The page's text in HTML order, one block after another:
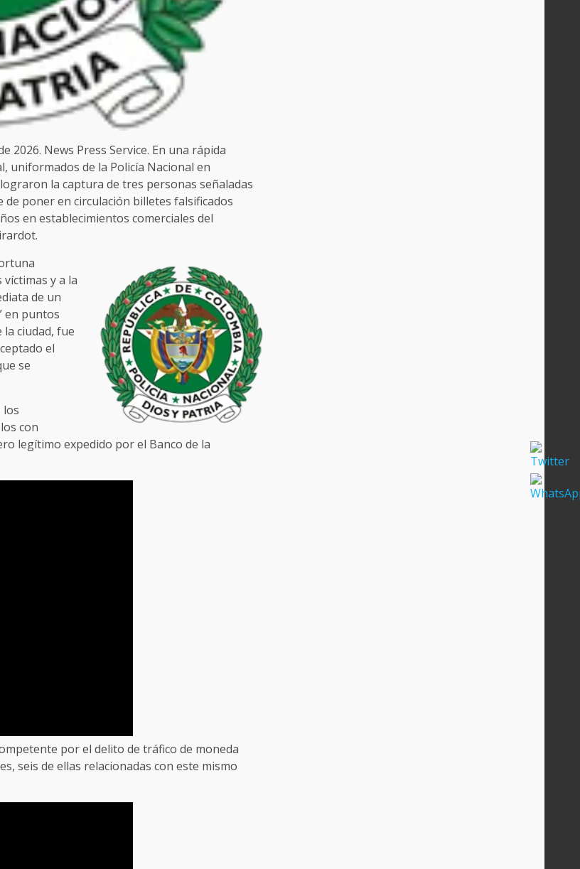
2026. News Press Service. En una rápida
uniformados de la Policía Nacional en
la captura de tres personas señaladas
de poner en circulación billetes falsificados
en establecimientos comerciales del
víctimas y a la
de un
en puntos
ciudad, fue
el
se
los
con
legítimo expedido por el Banco de la
por el delito de tráfico de moneda
seis de ellas relacionadas con este mismo